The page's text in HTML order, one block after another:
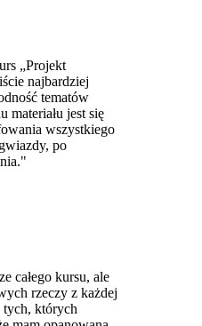
„Projekt
najbardziej
tematów
materiału jest się
wszystkiego
po
"
całego kursu, ale
rzeczy z każdej
których